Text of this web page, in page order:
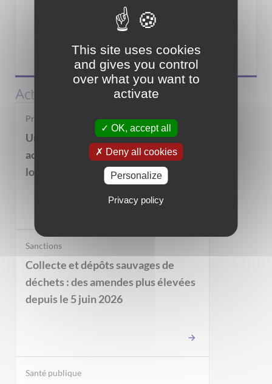
Associations
Actualités
Propriétaires bailleurs
Un dispositif pour vous
accompagner dans la mise en
location de votre bien immobilier
Sanctions
Collecte et dépôts sauvages de
déchets : des amendes plus élevées
depuis le 5 juin 2026
Santé publique
This site uses cookies
and gives you control
over what you want to
activate
OK, accept all
Deny all cookies
Personalize
Privacy policy